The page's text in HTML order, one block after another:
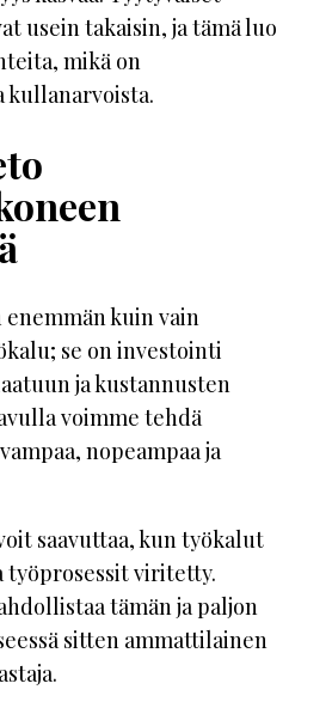
usein takaisin, ja tämä luo
mikä on
kullanarvoista.
enemmän kuin vain
se on investointi
ja kustannusten
voimme tehdä
nopeampaa ja
saavuttaa, kun työkalut
työprosessit viritetty.
tämän ja paljon
sitten ammattilainen